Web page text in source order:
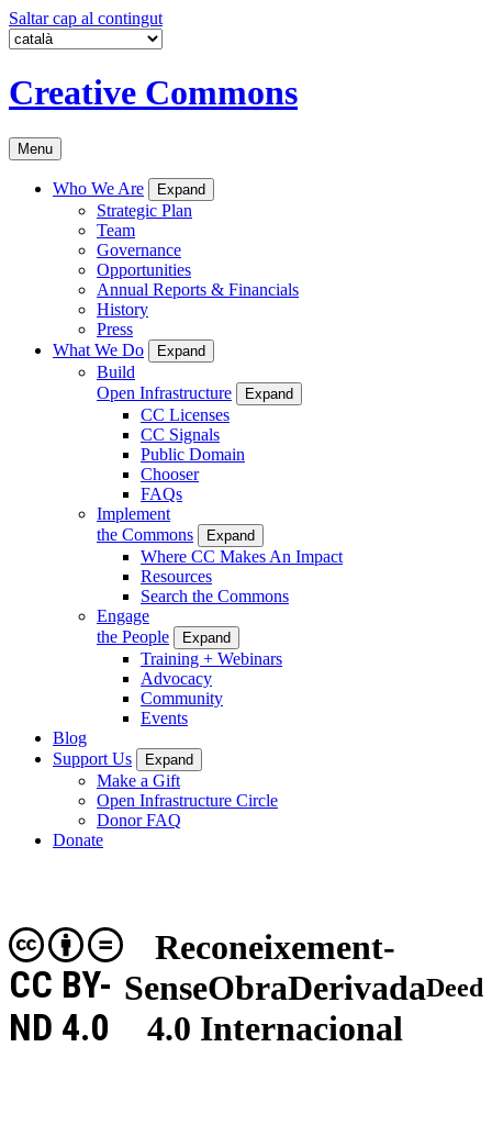
Saltar cap al contingut
Creative Commons
Menu
Who We Are Expand
Strategic Plan
Team
Governance
Opportunities
Annual Reports & Financials
History
Press
What We Do
Expand
Build
Open Infrastructure
Expand
CC Licenses
CC Signals
Public Domain
Chooser
FAQs
Implement
the Commons
Expand
Where CC Makes An Impact
Resources
Search the Commons
Engage
the People
Expand
Training + Webinars
Advocacy
Community
Events
Blog
Support Us
Expand
Make a Gift
Open Infrastructure Circle
Donor FAQ
Donate
Reconeixement-
SenseObraDerivada
4.0 Internacional
CC BY-
ND 4.0
Deed